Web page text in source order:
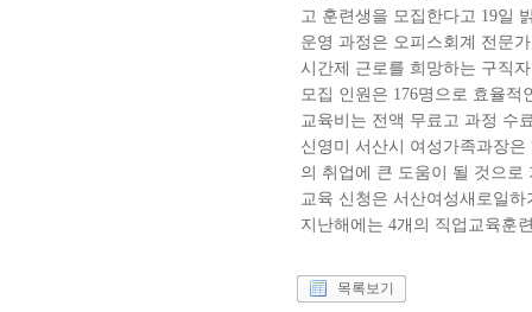
고 훈련생을 모집한다고 19일
운영 과정은 오피스회계 전문
시간제 근로를 희망하는 구직
모집 인원은 176명으로 효율
교육비는 전액 무료고 과정 수
신영미 서산시 여성가족과장
의 취업에 큰 도움이 될 것으로
교육 신청은 서산여성새로일
지난해에는 4개의 직업교육훈
목록보기